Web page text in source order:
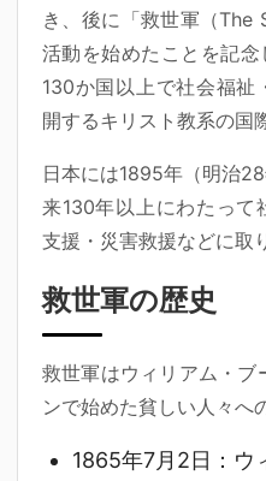
き、後に「救世軍（The
活動を始めたことを記
130か国以上で社会福祉
開するキリスト教系の国
日本には1895年（明治
来130年以上にわたって
支援・災害救援などに取
救世軍の歴史
救世軍はウィリアム・ブ
ンで始めた貧しい人々へ
1865年7月2日 ：